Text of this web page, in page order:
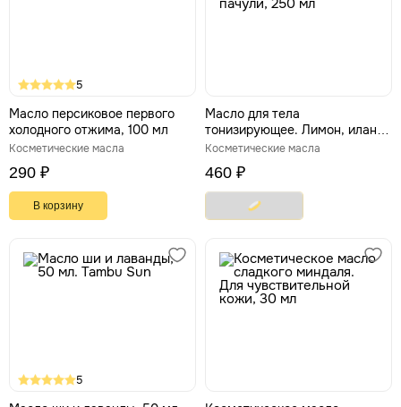
5
Масло персиковое первого
холодного отжима, 100 мл
Косметические масла
290 ₽
В корзину
Масло для тела
тонизирующее. Лимон, иланг-
иланг, пачули, 250 мл
Косметические масла
460 ₽
5